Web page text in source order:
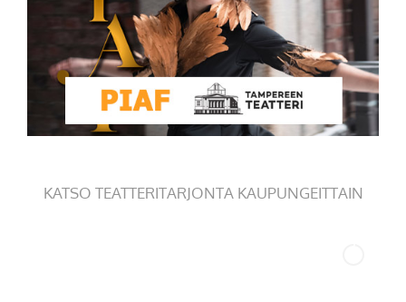
KATSO TEATTERITARJONTA KAUPUNGEITTAIN